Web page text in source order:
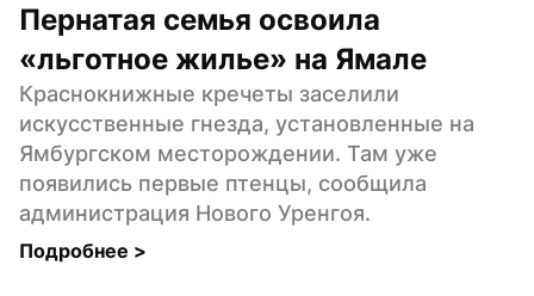
Пернатая семья освоила
«льготное жилье» на Ямале
Краснокнижные кречеты заселили
искусственные гнезда, установленные на
Ямбургском месторождении. Там уже
появились первые птенцы, сообщила
администрация Нового Уренгоя.
Подробнее >